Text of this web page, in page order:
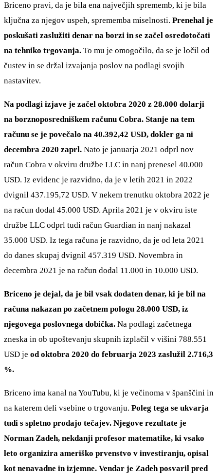
Briceno pravi, da je bila ena največjih sprememb, ki je bila
ključna za njegov uspeh, sprememba miselnosti. Prenehal je
poskušati zaslužiti denar na borzi in se začel osredotočati
na tehniko trgovanja. To mu je omogočilo, da se je ločil od
čustev in se držal izvajanja poslov na podlagi svojih
nastavitev.
Na podlagi izjave je začel oktobra 2020 z 28.000 dolarji
na borznoposredniškem računu Cobra. Stanje na tem
računu se je povečalo na 40.392,42 USD, dokler ga ni
decembra 2020 zaprl. Nato je januarja 2021 odprl nov
račun Cobra v okviru družbe LLC in nanj prenesel 40.000
USD. Iz evidenc je razvidno, da je v letih 2021 in 2022
dvignil 437.195,72 USD. V nekem trenutku oktobra 2022 je
na račun dodal 45.000 USD. Aprila 2021 je v okviru iste
družbe LLC odprl tudi račun Guardian in nanj nakazal
35.000 USD. Iz tega računa je razvidno, da je od leta 2021
do danes skupaj dvignil 457.319 USD. Novembra in
decembra 2021 je na račun dodal 11.000 in 10.000 USD.
Briceno je dejal, da je bil vsak dodaten denar, ki je bil na
računa nakazan po začetnem pologu 28.000 USD, iz
njegovega poslovnega dobička. Na podlagi začetnega
zneska in ob upoštevanju skupnih izplačil v višini 788.551
USD je od oktobra 2020 do februarja 2023 zaslužil 2.716,3
%.
Briceno ima kanal na YouTubu, ki je večinoma v španščini in
na katerem deli vsebine o trgovanju. Poleg tega se ukvarja
tudi s spletno prodajo tečajev. Njegove rezultate je
Norman Zadeh, nekdanji profesor matematike, ki vsako
leto organizira ameriško prvenstvo v investiranju, opisal
kot nenavadne in izjemne. Vendar je Zadeh posvaril pred